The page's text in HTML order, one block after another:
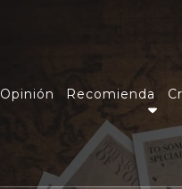
Opinión Recomienda